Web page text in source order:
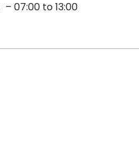
– 07:00 to 13:00